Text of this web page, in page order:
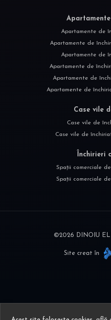
Apartamente de
Apartamente de
Apartamente de
Apartamente de
Apartamente de
Apartamente de
Case vile
Case vile de
Case vile de
Închirieri
Spații comerciale
Spații comerciale
©2026 DINOIU
Site creat în